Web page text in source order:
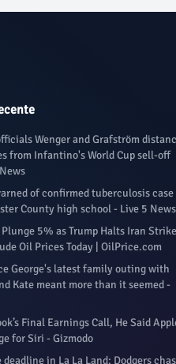
Wenger and Grafström
from Infantino's World Cup sell-off
of confirmed tuberculosis case
County high school - Live 5 News
5% as Trump Halts Iran Strike
Oil Prices Today | OilPrice.com
George's latest family outing with
Kate meant more than it seemed -
Final Earnings Call, He Said
for Siri - Gizmodo
deadline in La La Land: Dodgers